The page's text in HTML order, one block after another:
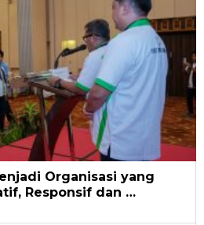
Organisasi yang
Responsif dan …